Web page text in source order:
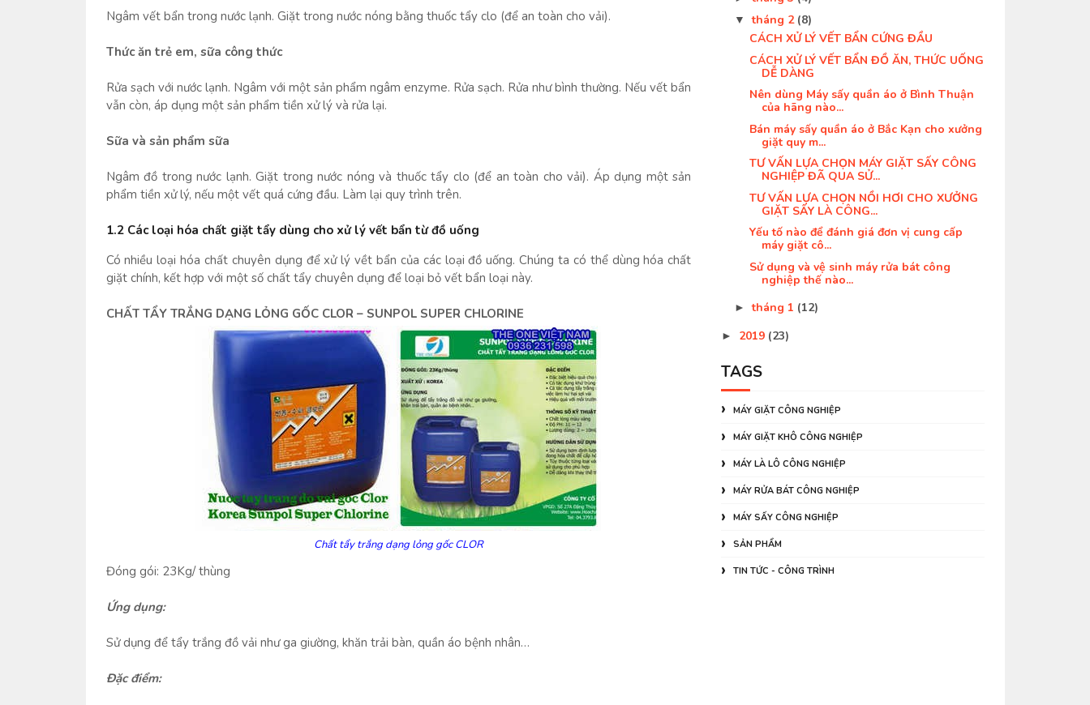
Ngâm vết bẩn trong nước lạnh. Giặt trong nước nóng bằng thuốc tẩy clo (để an toàn cho vải).
Thức ăn trẻ em, sữa công thức
Rửa sạch với nước lạnh. Ngâm với một sản phẩm ngâm enzyme. Rửa sạch. Rửa như bình thường. Nếu vết bẩn
vẫn còn, áp dụng một sản phẩm tiền xử lý và rửa lại.
Sữa và sản phẩm sữa
Ngâm đồ trong nước lạnh. Giặt trong nước nóng và thuốc tẩy clo (để an toàn cho vải). Áp dụng một sản
phẩm tiền xử lý, nếu một vết quá cứng đầu. Làm lại quy trình trên.
1.2 Các loại hóa chất giặt tẩy dùng cho xử lý vết bẩn từ đồ uống
Có nhiều loại hóa chất chuyên dụng để xử lý vềt bẩn của các loại đồ uống. Chúng ta có thể dùng hóa chất
giặt chính, kết hợp với một số chất tẩy chuyên dụng để loại bỏ vết bẩn loại này.
CHẤT TẨY TRẮNG DẠNG LỎNG GỐC CLOR – SUNPOL SUPER CHLORINE
Chất tẩy trắng dạng lỏng gốc CLOR
Đóng gói: 23Kg/ thùng
Ứng dụng:
Sử dụng để tẩy trắng đồ vải như ga giường, khăn trải bàn, quần áo bệnh nhân…
Đặc điểm:
▼tháng 2 (8)
CÁCH XỬ LÝ VẾT BẨN CỨNG ĐẦU
CÁCH XỬ LÝ VẾT BẨN ĐỒ ĂN, THỨC UỐNG
DỄ DÀNG
Nên dùng Máy sấy quần áo ở Bình Thuận
của hãng nào...
Bán máy sấy quần áo ở Bắc Kạn cho xưởng
giặt quy m...
TƯ VẤN LỰA CHỌN MÁY GIẶT SẤY CÔNG
NGHIỆP ĐÃ QUA SỬ...
TƯ VẤN LỰA CHỌN NỒI HƠI CHO XƯỞNG
GIẶT SẤY LÀ CÔNG...
Yếu tố nào để đánh giá đơn vị cung cấp
máy giặt cô...
Sử dụng và vệ sinh máy rửa bát công
nghiệp thế nào...
►tháng 1 (12)
► 2019 (23)
TAGS
MÁY GIẶT CÔNG NGHIỆP
MÁY GIẶT KHÔ CÔNG NGHIỆP
MÁY LÀ LÔ CÔNG NGHIỆP
MÁY RỬA BÁT CÔNG NGHIỆP
MÁY SẤY CÔNG NGHIỆP
SẢN PHẨM
TIN TỨC - CÔNG TRÌNH